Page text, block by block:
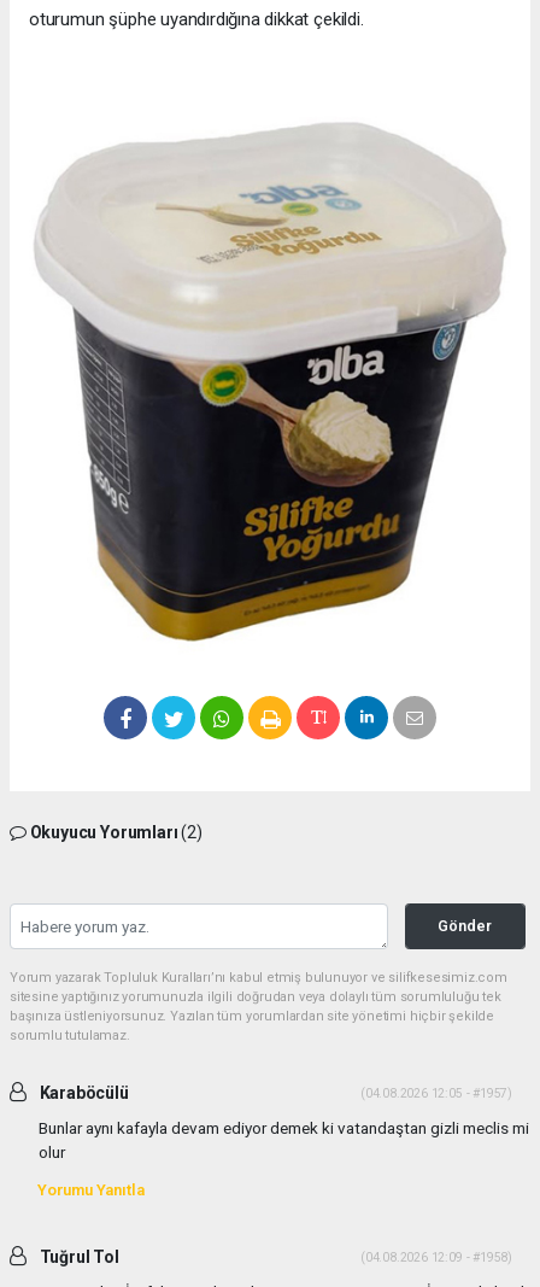
oturumun şüphe uyandırdığına dikkat çekildi.
Okuyucu Yorumları(2)
Gönder
Yorum yazarak Topluluk Kuralları’nı kabul etmiş bulunuyor ve silifkesesimiz.com
sitesine yaptığınız yorumunuzla ilgili doğrudan veya dolaylı tüm sorumluluğu tek
başınıza üstleniyorsunuz. Yazılan tüm yorumlardan site yönetimi hiçbir şekilde
sorumlu tutulamaz.
Karaböcülü (04.08.2026 12:05 - #1957)
Bunlar aynı kafayla devam ediyor demek ki vatandaştan gizli meclis mi
olur
Yorumu Yanıtla
Tuğrul Tol (04.08.2026 12:09 - #1958)